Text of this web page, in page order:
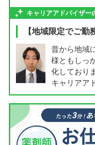
キャリアアドバイザー
【地域限定でご
昔から地域
様ともしっ
化しており
キャリアア